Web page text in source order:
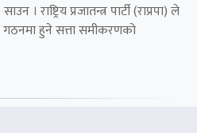
। राष्ट्रिय प्रजातन्त्र पार्टी (राप्रपा) ले
हुने सत्ता समीकरणको